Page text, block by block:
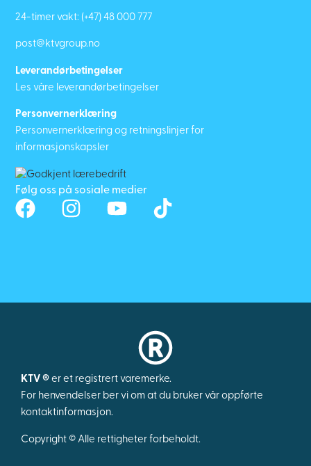
24-timer vakt: (+47) 48 000 777
post@ktvgroup.no
Leverandørbetingelser
Les våre leverandørbetingelser
Personvernerklæring
Personvernerklæring og retningslinjer for
informasjonskapsler
Følg oss på sosiale medier
KTV ® er et registrert varemerke.
For henvendelser ber vi om at du bruker vår oppførte
kontaktinformasjon.
Copyright © Alle rettigheter forbeholdt.